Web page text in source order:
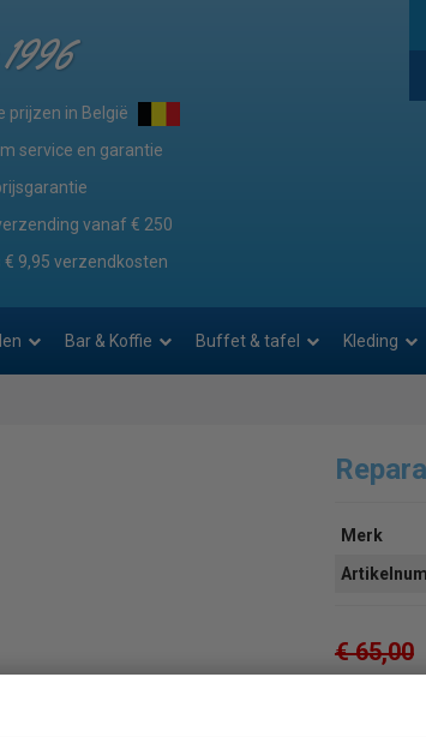
prijzen in België
service en garantie
vanaf € 250
€ 9,95 verzendkosten
Bar & Koffie Buffet & tafel Kleding
Merk
€ 65,00